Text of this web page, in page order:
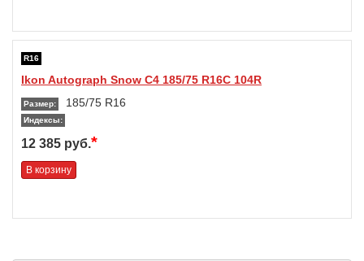
R16
Ikon Autograph Snow C4 185/75 R16C 104R
Размер: 185/75 R16
Индексы:
12 385 руб.*
В корзину